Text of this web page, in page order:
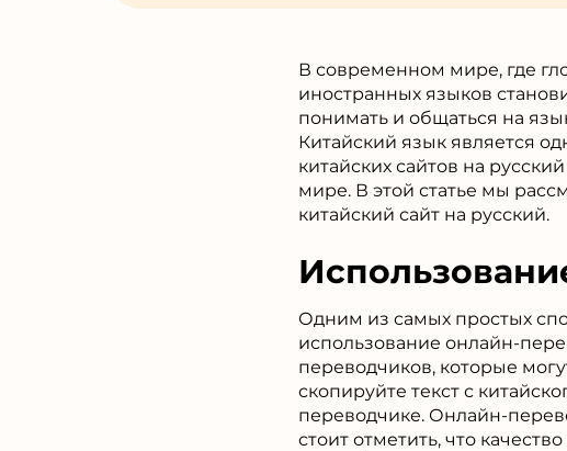
В современном мире, где
иностранных языков
понимать и общаться на
Китайский язык является
китайских сайтов на
мире. В этой статье мы
китайский сайт на русский.
Одним из самых простых
использование онлайн-
переводчиков, которые
скопируйте текст с
переводчике. Онлайн-
стоит отметить, что